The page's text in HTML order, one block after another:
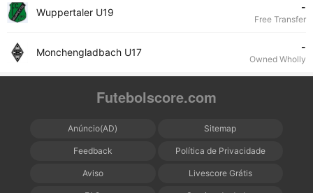
Wuppertaler U19 -
Free Transfer
Monchengladbach U17 -
Owned Wholly
Futebolscore.com
Anúncio(AD) Sitemap
Feedback Política de Privacidade
Aviso Livescore Grátis